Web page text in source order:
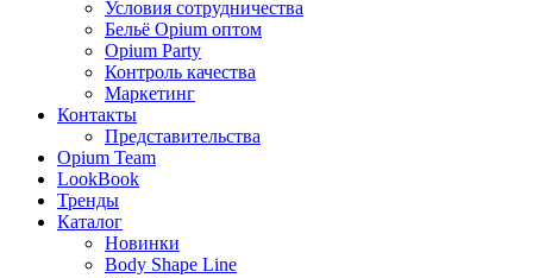
Условия сотрудничества
Бельё Opium оптом
Opium Party
Контроль качества
Маркетинг
Контакты
Представительства
Opium Team
LookBook
Тренды
Каталог
Новинки
Body Shape Line